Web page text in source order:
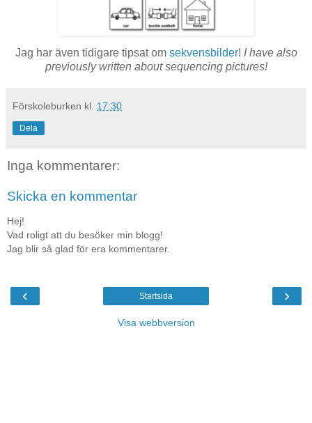
Jag har även tidigare tipsat om sekvensbilder! I have also
previously written about sequencing pictures!
Förskoleburken kl. 17:30
Dela
Inga kommentarer:
Skicka en kommentar
Hej!
Vad roligt att du besöker min blogg!
Jag blir så glad för era kommentarer.
‹ ›
Startsida
Visa webbversion